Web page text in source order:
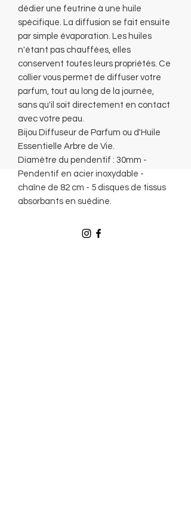
dédier une feutrine à une huile
spécifique. La diffusion se fait ensuite
par simple évaporation. Les huiles
n'étant pas chauffées, elles
conservent toutes leurs propriétés. Ce
collier vous permet de diffuser votre
parfum, tout au long de la journée,
sans qu'il soit directement en contact
avec votre peau.
Bijou Diffuseur de Parfum ou d'Huile
Essentielle Arbre de Vie.
Diamètre du pendentif : 30mm -
Pendentif en acier inoxydable -
chaîne de 82 cm - 5 disques de tissus
absorbants en suédine.